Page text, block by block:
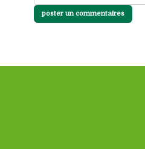
poster un commentaires